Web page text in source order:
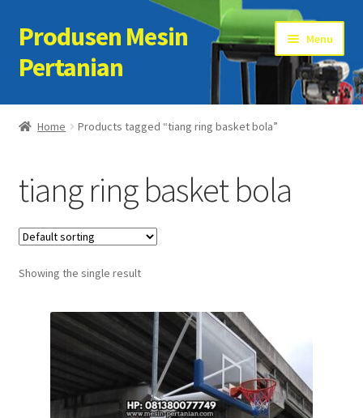
Skip
to
navigation
Skip
to
content
Produsen Mesin
Pertanian
Menu
Home
Cart
Checkout
Kontak Kami
My account
Sample Page
Home Products tagged “tiang ring basket bola”
tiang ring basket bola
Showing the single result